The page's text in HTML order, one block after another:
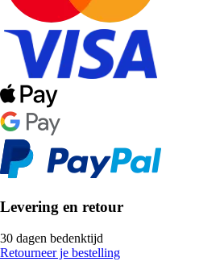
Levering en retour
30 dagen bedenktijd
Retourneer je bestelling